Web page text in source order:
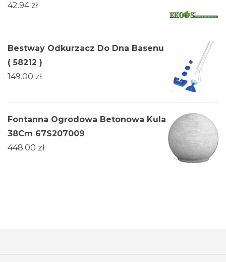
42.94 zł
Bestway Odkurzacz Do Dna Basenu
( 58212 )
149.00 zł
Fontanna Ogrodowa Betonowa Kula
38Cm 67S207009
448.00 zł